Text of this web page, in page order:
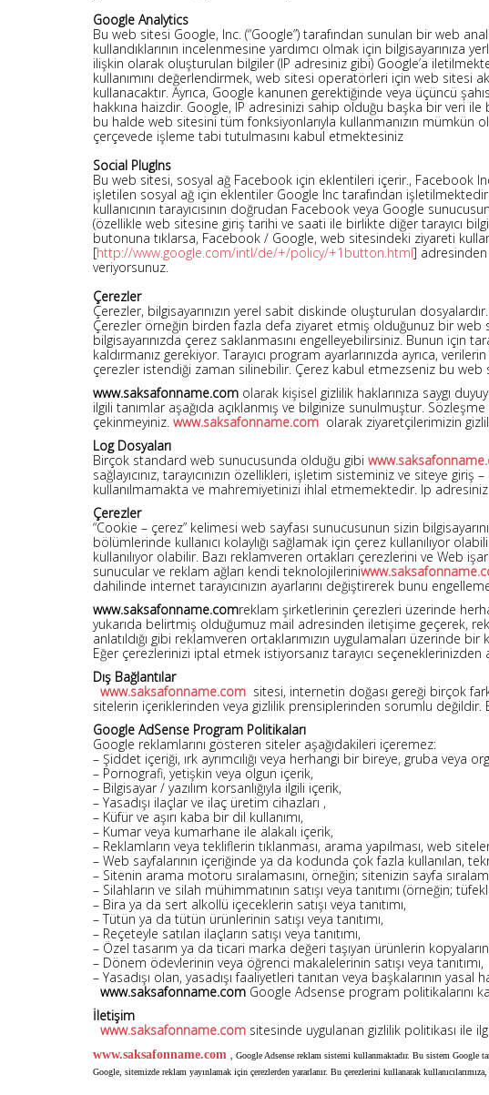
Google Analytics
Bu web sitesi Google, Inc. (“Google”) tarafından sunulan bir web
kullandıklarının incelenmesine yardımcı olmak için bilgisayarınıza
ilişkin olarak oluşturulan bilgiler (IP adresiniz gibi) Google’a
kullanımını değerlendirmek, web sitesi operatörleri için web sitesi
kullanacaktır. Ayrıca, Google kanunen gerektiğinde veya üçüncü
hakkına haizdir. Google, IP adresinizi sahip olduğu başka bir veri ile
bu halde web sitesini tüm fonksiyonlarıyla kullanmanızın mümkün
çerçevede işleme tabi tutulmasını kabul etmektesiniz
Social PlugIns
Bu web sitesi, sosyal ağ Facebook için eklentileri içerir., Facebook
işletilen sosyal ağ için eklentiler Google Inc tarafından
kullanıcının tarayıcısının doğrudan Facebook veya Google
(özellikle web sitesine giriş tarihi ve saati ile birlikte diğer tarayıcı
butonuna tıklarsa, Facebook / Google, web sitesindeki ziyareti
[http://www.google.com/intl/de/+/policy/+1button.html] adresinden
veriyorsunuz.
Çerezler
Çerezler, bilgisayarınızın yerel sabit diskinde oluşturulan
Çerezler örneğin birden fazla defa ziyaret etmiş olduğunuz bir web
bilgisayarınızda çerez saklanmasını engelleyebilirsiniz. Bunun için
kaldırmanız gerekiyor. Tarayıcı program ayarlarınızda ayrıca,
çerezler istendiği zaman silinebilir. Çerez kabul etmezseniz bu web
www.saksafonname.com olarak kişisel gizlilik haklarınıza saygı
ilgili tanımlar aşağıda açıklanmış ve bilginize sunulmuştur.
çekinmeyiniz. www.saksafonname.com olarak ziyaretçilerimizin
Log Dosyaları
Birçok standard web sunucusunda olduğu gibi
sağlayıcınız, tarayıcınızın özellikleri, işletim sisteminiz ve siteye
kullanılmamakta ve mahremiyetinizi ihlal etmemektedir. Ip
Çerezler
“Cookie – çerez” kelimesi web sayfası sunucusunun sizin
bölümlerinde kullanıcı kolaylığı sağlamak için çerez kullanılıyor
kullanılıyor olabilir. Bazı reklamveren ortakları çerezlerini ve Web
sunucular ve reklam ağları kendi teknolojilerini
dahilinde internet tarayıcınızın ayarlarını değiştirerek bunu
www.saksafonname.comreklam şirketlerinin çerezleri üzerinde
yukarıda belirtmiş olduğumuz mail adresinden iletişime geçerek,
anlatıldığı gibi reklamveren ortaklarımızın uygulamaları üzerinde
Eğer çerezlerinizi iptal etmek istiyorsanız tarayıcı seçeneklerinizden
Dış Bağlantılar
www.saksafonname.com sitesi, internetin doğası gereği birçok
sitelerin içeriklerinden veya gizlilik prensiplerinden sorumlu
Google AdSense Program Politikaları
Google reklamlarını gösteren siteler aşağıdakileri içeremez:
– Şiddet içeriği, ırk ayrımcılığı veya herhangi bir bireye, gruba
– Pornografi, yetişkin veya olgun içerik,
– Bilgisayar / yazılım korsanlığıyla ilgili içerik,
– Yasadışı ilaçlar ve ilaç üretim cihazları ,
– Küfür ve aşırı kaba bir dil kullanımı,
– Kumar veya kumarhane ile alakalı içerik,
– Reklamların veya tekliflerin tıklanması, arama yapılması, web
– Web sayfalarının içeriğinde ya da kodunda çok fazla kullanılan,
– Sitenin arama motoru sıralamasını, örneğin; sitenizin sayfa
– Silahların ve silah mühimmatının satışı veya tanıtımı (örneğin;
– Bira ya da sert alkollü içeceklerin satışı veya tanıtımı,
– Tütün ya da tütün ürünlerinin satışı veya tanıtımı,
– Reçeteyle satılan ilaçların satışı veya tanıtımı,
– Özel tasarım ya da ticari marka değeri taşıyan ürünlerin
– Dönem ödevlerinin veya öğrenci makalelerinin satışı veya tanıtımı,
– Yasadışı olan, yasadışı faaliyetleri tanıtan veya başkalarının
www.saksafonname.com Google Adsense program politikalarını
İletişim
www.saksafonname.com sitesinde uygulanan gizlilik politikası ile
www.saksafonname.com , Google Adsense reklam sistemi kullanmaktadır. Bu sistem Google
Google, sitemizde reklam yayınlamak için çerezlerden yararlanır. Bu çerezlerini kullanarak